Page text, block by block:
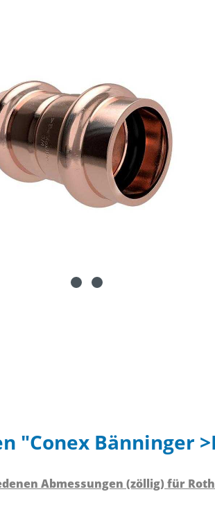
"Conex Bänninger
Abmessungen (zöllig) für